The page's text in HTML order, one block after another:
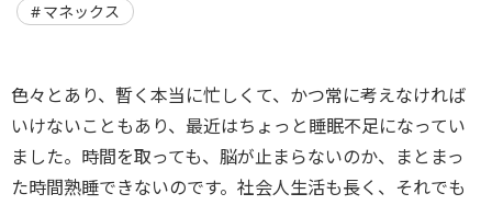
マネックス
色々とあり、暫く本当に忙しくて、かつ常に考えなければ
いけないこともあり、最近はちょっと睡眠不足になってい
ました。時間を取っても、脳が止まらないのか、まとまっ
た時間熟睡できないのです。社会人生活も長く、それでも